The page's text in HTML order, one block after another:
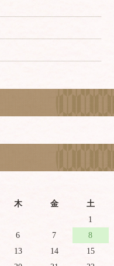
木 金
土
1
6 7
8
13 14
15